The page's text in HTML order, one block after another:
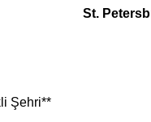
St.
Şehri**